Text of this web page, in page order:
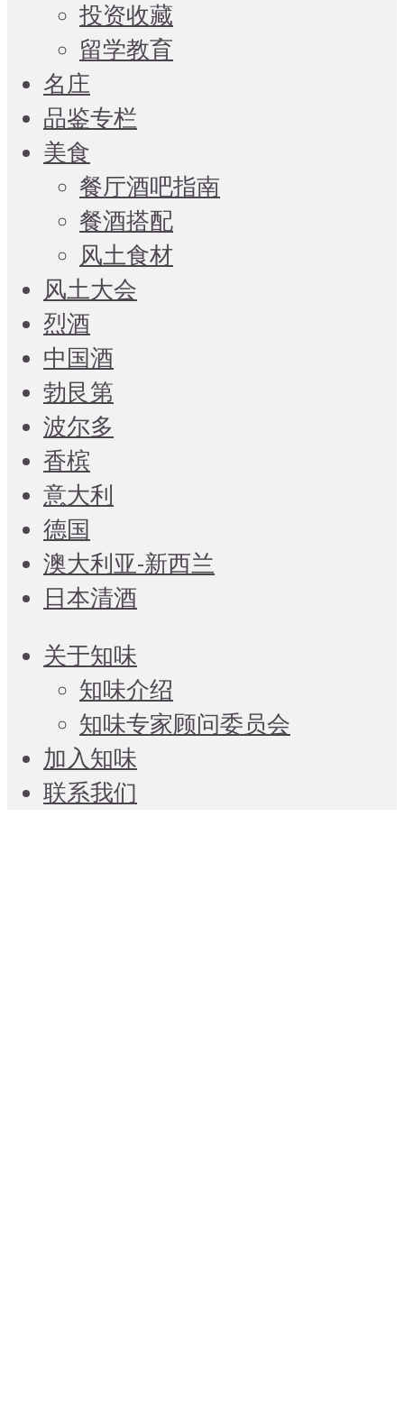
投资收藏
留学教育
名庄
品鉴专栏
美食
餐厅酒吧指南
餐酒搭配
风土食材
风土大会
烈酒
中国酒
勃艮第
波尔多
香槟
意大利
德国
澳大利亚-新西兰
日本清酒
关于知味
知味介绍
知味专家顾问委员会
加入知味
联系我们